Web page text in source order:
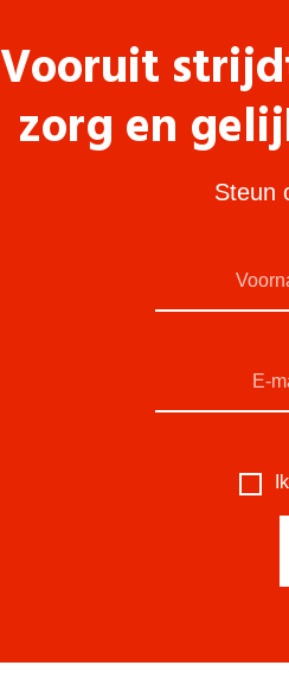
Vooruit
zorg en
Steun